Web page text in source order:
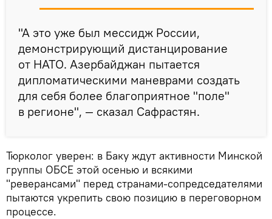
"А это уже был мессидж России,
демонстрирующий дистанцирование
от НАТО. Азербайджан пытается
дипломатическими маневрами создать
для себя более благоприятное "поле"
в регионе", — сказал Сафрастян.
Тюрколог уверен: в Баку ждут активности Минской
группы ОБСЕ этой осенью и всякими
"реверансами" перед странами-сопредседателями
пытаются укрепить свою позицию в переговорном
процессе.